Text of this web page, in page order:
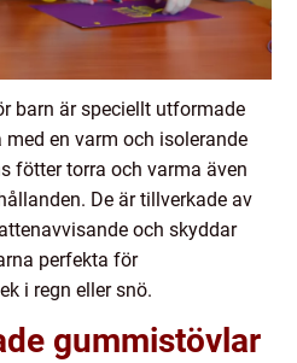
barn är speciellt utformade
en varm och isolerande
fötter torra och varma även
De är tillverkade av
och skyddar
perfekta för
i regn eller snö.
gummistövlar